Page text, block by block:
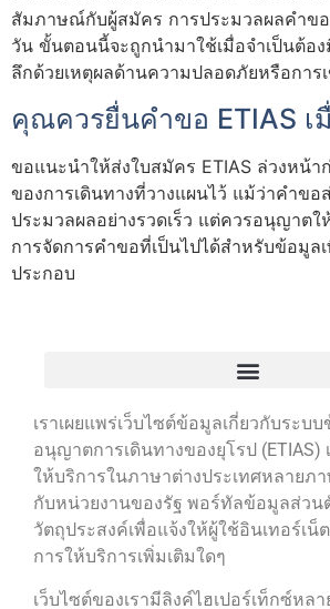
สัมภาษณ์กับผู้สมัคร การประมวลผลคำขอ
วัน ขั้นตอนนี้จะถูกนำมาใช้เมื่อจำเป็นต้อง
ลึกด้วยเหตุผลด้านความปลอดภัยหรือการเ
คุณควรยื่นคำขอ ETIAS เ
ขอแนะนำให้ส่งใบสมัคร ETIAS ล่วงหน้า
ของการเดินทางที่วางแผนไว้ แม้ว่าคำข
ประมวลผลอย่างรวดเร็ว แต่ควรอนุญาตใ
การจัดการคำขอที่เป็นไปได้สำหรับข้อมูล
ประกอบ
เราเผยแพร่เว็บไซต์ข้อมูลเกี่ยวกับระบ
อนุญาตการเดินทางของยุโรป (ETIAS)
ให้บริการในภาษาต่างประเทศหลายภ
กับหน่วยงานของรัฐ พอร์ทัลข้อมูลส่วน
วัตถุประสงค์เพื่อแจ้งให้ผู้ใช้อินเทอร์เน็
การให้บริการเพิ่มเติมใดๆ
เว็บไซต์ของเรามีลิงค์ไฮเปอร์เท็กซ์หล